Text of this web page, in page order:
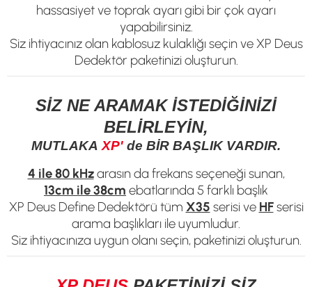
hassasiyet ve toprak ayarı gibi bir çok ayarı
yapabilirsiniz.
Siz ihtiyacınız olan kablosuz kulaklığı seçin ve XP Deus
Dedektör paketinizi oluşturun.
SİZ NE ARAMAK İSTEDİĞİNİZİ
BELİRLEYİN,
MUTLAKA XP' de BİR BAŞLIK VARDIR.
4 ile 80 kHzarasın da frekans seçeneği sunan,
13cm ile 38cm ebatlarında 5 farklı başlık
XP Deus Define Dedektörü tüm X35 serisi ve HFserisi
arama başlıkları ile uyumludur.
Siz ihtiyacınıza uygun olanı seçin, paketinizi oluşturun.